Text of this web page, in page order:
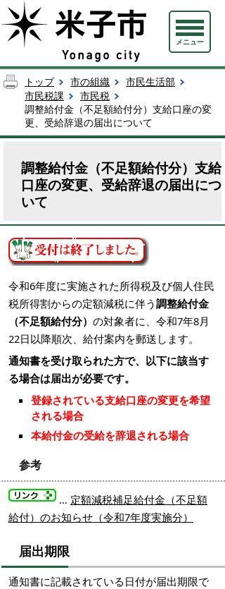
メニュー
トップ 市の組織
市民生活部
市民税課
市民税
調整給付金（不足額給付分）支給口座の変
更、受給辞退の届出について
調整給付金（不足額給付分）支給
口座の変更、受給辞退の届出につ
いて
令和6年度に実施された所得税及び個人住民
税所得割からの定額減税に伴う 調整給付金
（不足額給付分） の対象者に、令和7年8月
22日以降順次、給付案内を郵送します。
通知書を受け取られた方で、以下に該当す
る場合は届出が必要です。
登録されている支給口座の変更を希望
される場合
本給付金の受給を辞退される場合
参考
… 定額減税補足給付金（不足額
給付）のお知らせ（令和7年度実施分）
届出期限
通知書に記載されている日付が届出期限で